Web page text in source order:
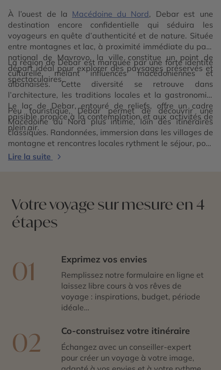
À l’ouest de la Macédoine du Nord, Debar est une
destination encore confidentielle qui séduira les
voyageurs en quête d’authenticité et de nature. Située
entre montagnes et lac, à proximité immédiate du parc
national de Mavrovo, la ville constitue un point de
départ idéal pour explorer des paysages préservés et
spectaculaires.
La région de Debar est marquée par une forte identité
culturelle, mêlant influences macédoniennes et
albanaises. Cette diversité se retrouve dans
l’architecture, les traditions locales et la gastronomie.
Le lac de Debar, entouré de reliefs, offre un cadre
paisible propice à la contemplation et aux activités de
plein air.
Peu touristique, Debar permet de découvrir une
Macédoine du Nord plus intime, loin des itinéraires
classiques. Randonnées, immersion dans les villages de
montagne et rencontres locales rythment le séjour, pour
une expérience sincère et dépaysante au cœur des
Lire la suite
Votre voyage sur mesure en 4
étapes
01 Exprimez vos envies
Remplissez notre formulaire en ligne et
laissez libre cours à vos rêves de
voyage : inspirations, budget, période
idéale…
02 Co-construisez votre itinéraire
Échangez avec un conseiller-expert
pour créer un voyage à votre image,